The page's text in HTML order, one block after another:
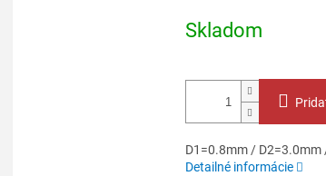
cena:
Skladom
D1=0.8mm /
Detailné informácie